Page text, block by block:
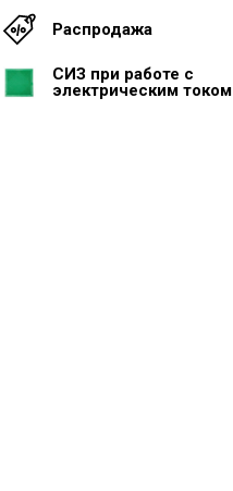
Распродажа
СИЗ при работе с
электрическим током